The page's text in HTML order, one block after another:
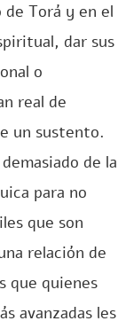
Torá y en el
dar sus
o
real de
un sustento.
de la
para no
que son
relación de
que quienes
avanzadas les